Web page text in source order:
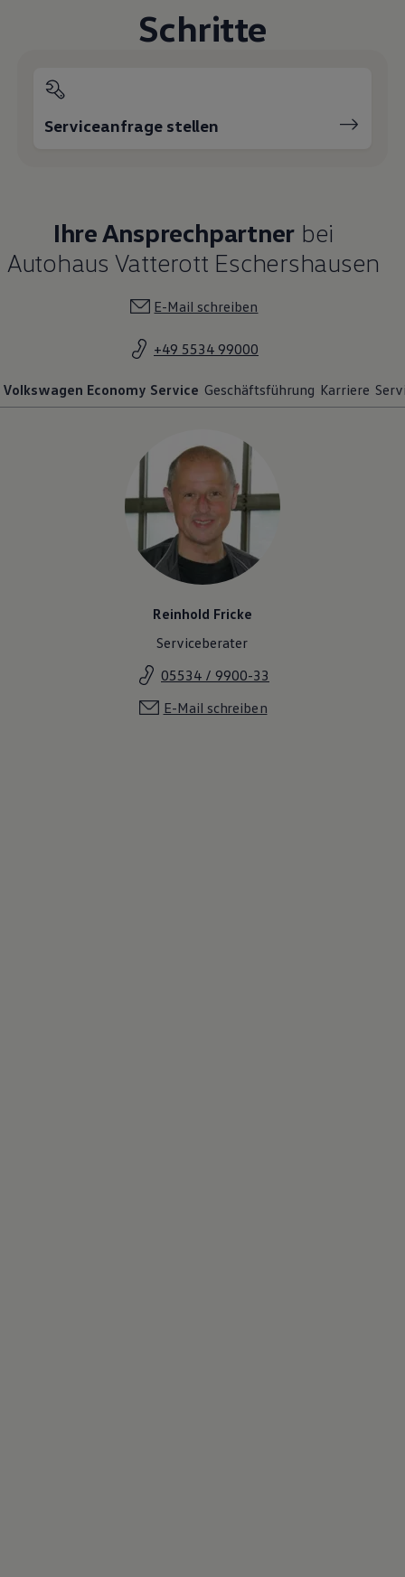
Schritte
Serviceanfrage stellen
Ihre Ansprechpartner bei
Autohaus Vatterott Eschershausen
E-Mail schreiben
+49 5534 99000
Volkswagen Economy Service Geschäftsführung Karriere
Reinhold Fricke
Serviceberater
05534 / 9900-33
E-Mail schreiben